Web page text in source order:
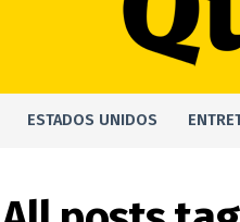
ESTADOS UNIDOS